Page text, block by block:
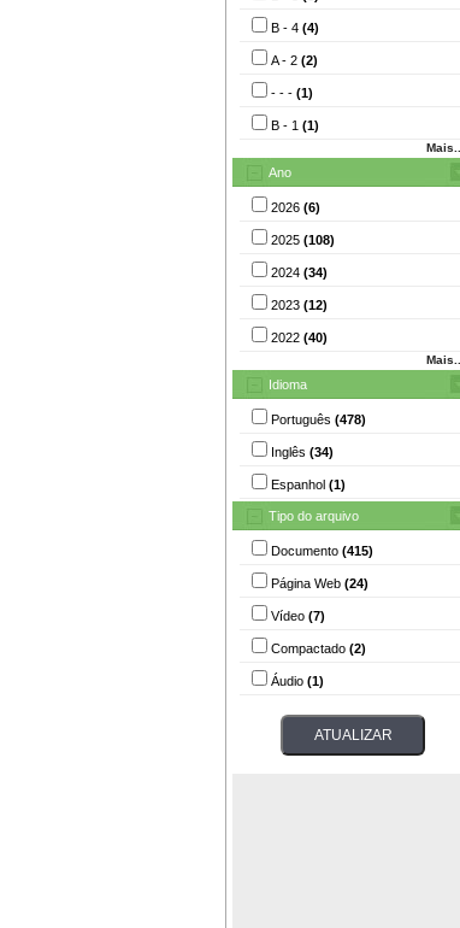
B - 4 (4)
A - 2 (2)
- - - (1)
B - 1 (1)
Mais...
Ano
2026 (6)
2025 (108)
2024 (34)
2023 (12)
2022 (40)
Mais...
Idioma
Português (478)
Inglês (34)
Espanhol (1)
Tipo do arquivo
Documento (415)
Página Web (24)
Vídeo (7)
Compactado (2)
Áudio (1)